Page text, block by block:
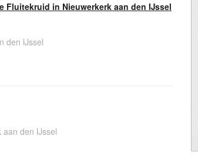
Fluitekruid in Nieuwerkerk aan den IJssel
den IJssel
den IJssel